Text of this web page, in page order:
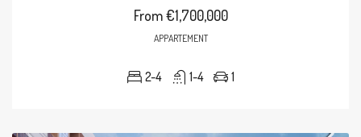
From€1,700,000
APPARTEMENT
2-4 1-4 1